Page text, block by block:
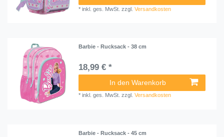
*inkl. ges. MwSt. zzgl.Versandkosten
Barbie - Rucksack - 38 cm
18,99 € *
In den Warenkorb
*inkl. ges. MwSt. zzgl.Versandkosten
Barbie - Rucksack - 45 cm